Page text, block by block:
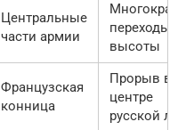
Центральные
части армии
переходы
высоты
Французская
конница
Прорыв в
центре
русской